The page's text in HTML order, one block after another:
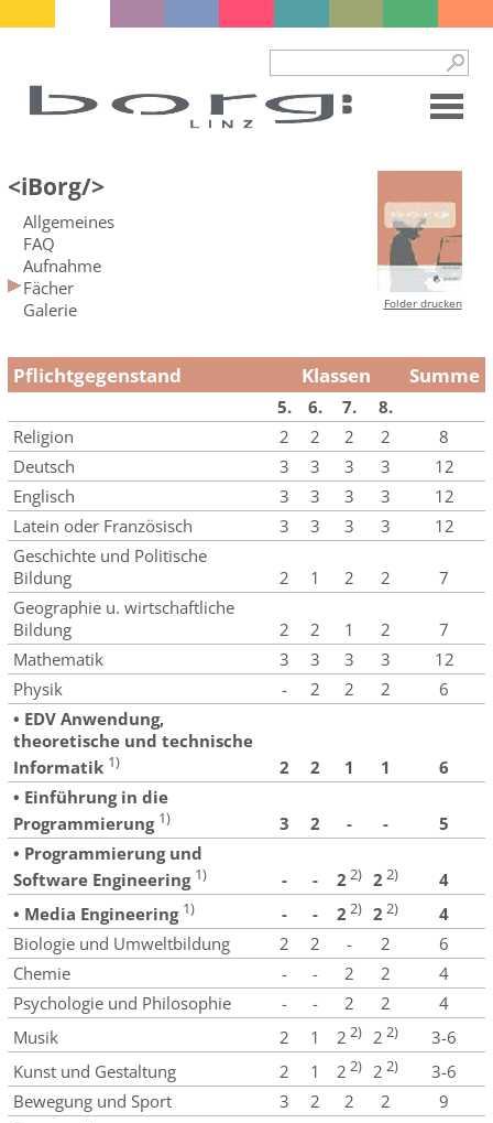
<iBorg/>
Allgemeines
FAQ
Aufnahme
Fächer
Galerie
Folder drucken
Pflichtgegenstand Klassen Summe
5. 6. 7.
8.
Religion
2 2 2 2
8
Deutsch
3 3 3 3
12
Englisch
3 3 3 3
12
Latein oder Französisch
3 3 3 3
12
Geschichte und Politische
Bildung
2 1 2 2
7
Geographie u. wirtschaftliche
Bildung
2 2 1 2
7
Mathematik
3 3 3 3
12
Physik
- 2 2 2
6
• EDV Anwendung,
theoretische und technische
Informatik 1) 2 2 1 1
6
• Einführung in die
Programmierung 1) 3 2 - -
5
• Programmierung und
Software Engineering 1) - - 2 2) 2 2)
4
• Media Engineering 1) - - 2 2) 2 2)
4
Biologie und Umweltbildung
2 2 - 2
6
Chemie
- - 2 2
4
Psychologie und Philosophie
- - 2 2
4
Musik
2 1 2 2) 2 2)
3-6
Kunst und Gestaltung
2 1 2 2) 2 2)
3-6
Bewegung und Sport
3 2 2 2
9